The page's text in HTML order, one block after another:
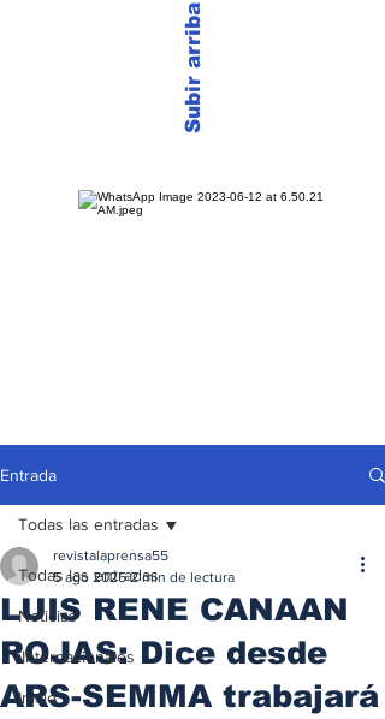
Subir arriba
Entrada
Todas las entradas
Noticias
iInternacionales
Inicio
Todas las entradas
LUIS RENE CANAAN
ROJAS: Dice desde
ARS-SEMMA trabajará
revistalaprensa55
5 ago 2025 2 min de lectura